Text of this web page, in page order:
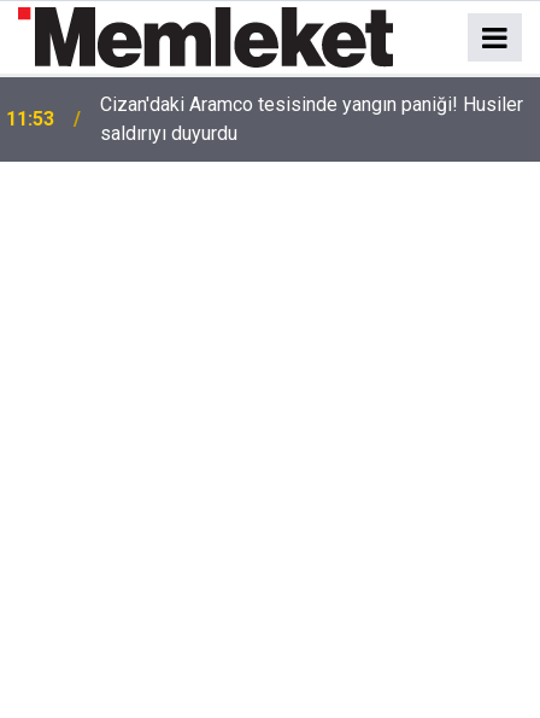
11:53
Cizan'daki Aramco tesisinde yangın paniği! Husiler
saldırıyı duyurdu